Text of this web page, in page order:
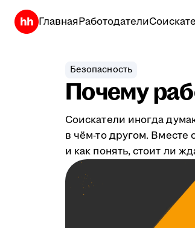
ГлавнаяРаботодатели
Безопасность
Почему
Соискатели иногда
в чём-то другом. Вместе
и как понять, стоит ли